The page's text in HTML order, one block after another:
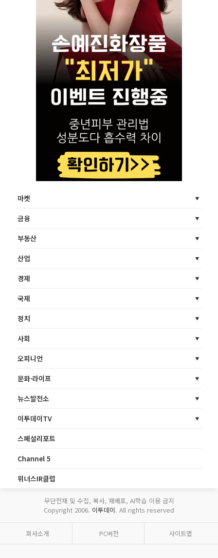
마켓
금융
부동산
산업
경제
국제
정치
사회
오피니언
문화·라이프
뉴스발전소
이투데이TV
스페셜리포트
Channel 5
위너스IR클럽
무단전재 및 수집, 복사, 재배포, AI학습 이용 금지
Copyright 2006. 이투데이. All rights reserved
회사소개 PC버전 사이트맵